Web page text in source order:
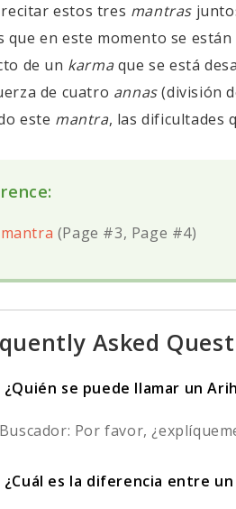
estos tres mantras
que en este momento se
de un karmaque se está
de cuatro annas(división
este mantra, las dificultades
(Page #3, Page #4)
Asked
¿Quién se puede llamar un
Buscador: Por favor,
¿Cuál es la diferencia entre